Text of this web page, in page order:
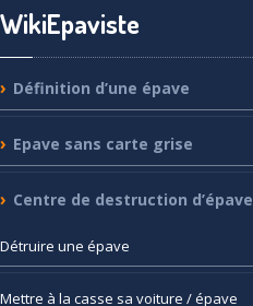
WikiEpaviste
Définition d’une épave
Epave sans carte grise
Centre de destruction d’épave
Détruire une épave
Mettre à la casse sa voiture / épave